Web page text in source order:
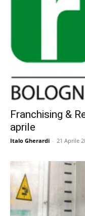
Franchising &
aprile
Italo Gherardi - 21 Aprile